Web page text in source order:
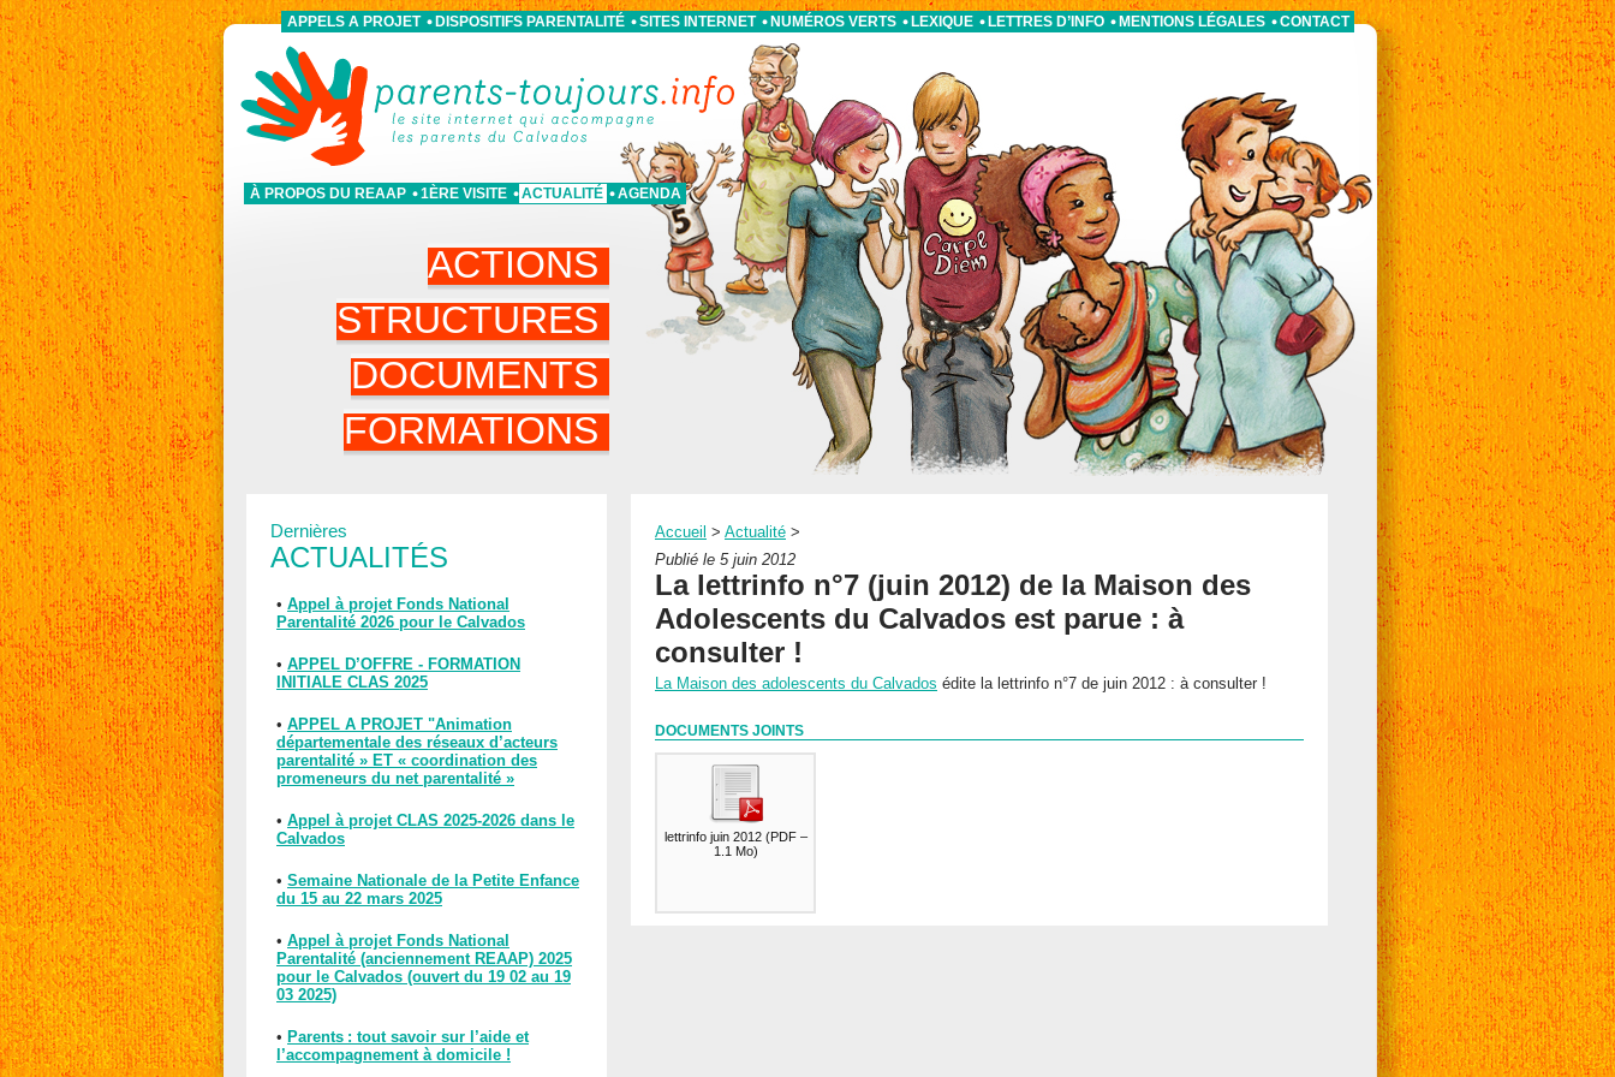
À PROPOS DU REAAP 1ÈRE VISITE ACTUALITÉ AGENDA
APPELS A PROJET DISPOSITIFS PARENTALITÉ SITES INTERNET NUMÉROS VERTS LEXIQUE LETTRES D’INFO MENTIONS LÉGALES CONTACT
ACTIONS
STRUCTURES
DOCUMENTS
FORMATIONS
Dernières
ACTUALITÉS
• Appel à projet Fonds National
Parentalité 2026 pour le Calvados
• APPEL D’OFFRE - FORMATION
INITIALE CLAS 2025
• APPEL A PROJET "Animation
départementale des réseaux d’acteurs
parentalité » ET « coordination des
promeneurs du net parentalité »
• Appel à projet CLAS 2025-2026 dans le
Calvados
• Semaine Nationale de la Petite Enfance
du 15 au 22 mars 2025
• Appel à projet Fonds National
Parentalité (anciennement REAAP) 2025
pour le Calvados (ouvert du 19 02 au 19
03 2025)
• Parents : tout savoir sur l’aide et
l’accompagnement à domicile !
Accueil > Actualité >
Publié le 5 juin 2012
La lettrinfo n°7 (juin 2012) de la Maison des
Adolescents du Calvados est parue : à
consulter !
La Maison des adolescents du Calvados édite la lettrinfo n°7 de juin 2012 : à consulter !
DOCUMENTS JOINTS
lettrinfo juin 2012(PDF –
1.1 Mo)